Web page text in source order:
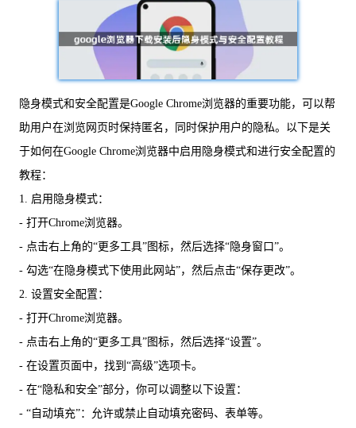
隐身模式和安全配置是Google Chrome浏览器的重要功能，可以帮
助用户在浏览网页时保持匿名，同时保护用户的隐私。以下是关
于如何在Google Chrome浏览器中启用隐身模式和进行安全配置的
教程：
1. 启用隐身模式：
- 打开Chrome浏览器。
- 点击右上角的“更多工具”图标，然后选择“隐身窗口”。
- 勾选“在隐身模式下使用此网站”，然后点击“保存更改”。
2. 设置安全配置：
- 打开Chrome浏览器。
- 点击右上角的“更多工具”图标，然后选择“设置”。
- 在设置页面中，找到“高级”选项卡。
- 在“隐私和安全”部分，你可以调整以下设置：
- “自动填充”：允许或禁止自动填充密码、表单等。